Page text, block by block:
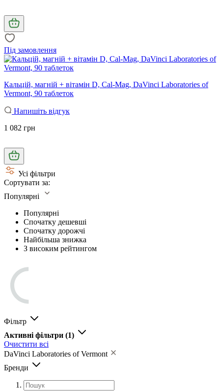
Під замовлення
Кальцій, магній + вітамін D, Cal-Mag, DaVinci Laboratories of
Vermont, 90 таблеток
Напишіть відгук
1 082 грн
Усі фільтри
Сортувати за:
Популярні
Популярні
Спочатку дешевші
Спочатку дорожчі
Найбільша знижка
З високим рейтингом
Фільтр
Активні фільтри (1)
Очистити всі
DaVinci Laboratories of Vermont
Бренди